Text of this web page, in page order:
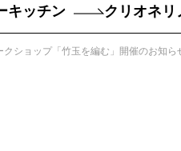
キッチン クリオネリ
クショップ「竹玉を編む」開催のお知ら